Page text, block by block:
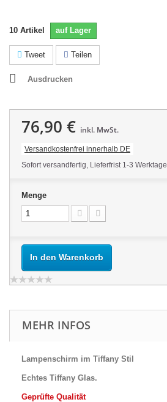
10 Artikel auf Lager
Tweet Teilen
Ausdrucken
76,90 € inkl. MwSt.
Versandkostenfrei innerhalb DE
Sofort versandfertig, Lieferfrist 1-3 Werktage
Menge
In den Warenkorb
MEHR INFOS
Lampenschirm im Tiffany Stil
Echtes Tiffany Glas.
Geprüfte Qualität